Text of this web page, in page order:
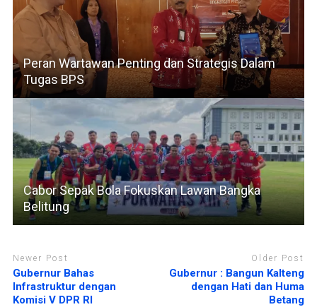
Peran Wartawan Penting dan Strategis Dalam
Tugas BPS
Cabor Sepak Bola Fokuskan Lawan Bangka
Belitung
Newer Post
Gubernur Bahas
Infrastruktur dengan
Komisi V DPR RI
Older Post
Gubernur : Bangun Kalteng
dengan Hati dan Huma
Betang